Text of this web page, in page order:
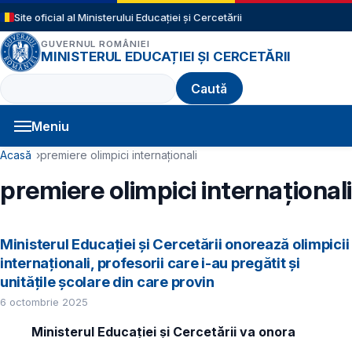
Sari la conținutul principal
Site oficial al Ministerului Educației și Cercetării
GUVERNUL ROMÂNIEI
MINISTERUL EDUCAȚIEI ȘI CERCETĂRII
Caută
Meniu
Navigație principală
Cale de navigare
Acasă premiere olimpici internaționali
premiere olimpici internaționali
Ministerul Educației și Cercetării onorează olimpicii
internaționali, profesorii care i-au pregătit și
unitățile școlare din care provin
6 octombrie 2025
Ministerul Educației și Cercetării va onora